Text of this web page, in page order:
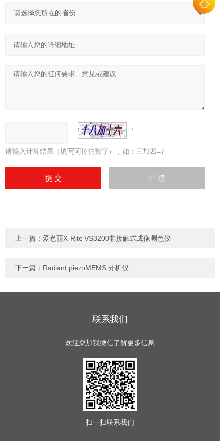
请输入计算结果（填写阿拉伯数字），如：三加四=7
上一篇： 爱色丽X-Rite VS3200非接触式成像测色仪
下一篇： Radiant piezoMEMS 分析仪
联系我们
欢迎您加我微信了解更多信息
扫一扫联系我们